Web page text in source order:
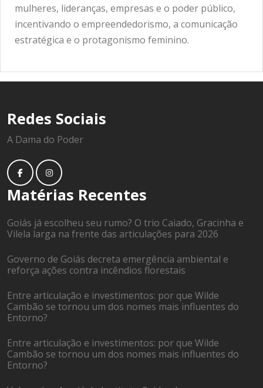
mulheres, lideranças, empresas e o poder público,
incentivando o empreendedorismo, a comunicação
estratégica e o protagonismo feminino.
Redes Sociais
A Dama do Poder
Matérias Recentes
Goiás já escolheu seu rumo? O trio Caiado, Gracinha e
Vilela larga na frente das articulações para 2026
Governo de Goiás decreta emergência ambiental e
reforça ações contra incêndios florestais
Entre articulação e investimentos: por que Wilde
Cambão se tornou um dos nomes mais influentes do
Entorno?
Entre articulação e investimentos: por que Wilde
Cambão se tornou um dos nomes mais influentes do
Entorno?